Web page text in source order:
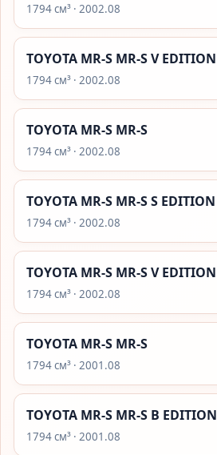
1794 см³ · 2002.08
TOYOTA MR-S MR-S V EDITION
1794 см³ · 2002.08
TOYOTA MR-S MR-S
1794 см³ · 2002.08
TOYOTA MR-S MR-S S EDITION
1794 см³ · 2002.08
TOYOTA MR-S MR-S V EDITION
1794 см³ · 2002.08
TOYOTA MR-S MR-S
1794 см³ · 2001.08
TOYOTA MR-S MR-S B EDITION
1794 см³ · 2001.08